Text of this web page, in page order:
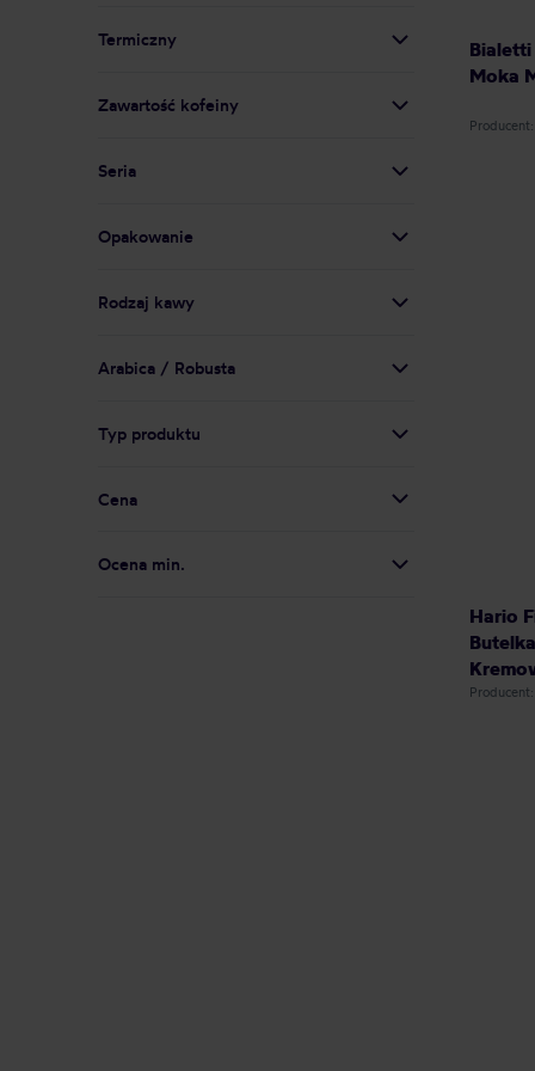
Termiczny
Zawartość kofeiny
Seria
Opakowanie
Rodzaj kawy
Arabica / Robusta
Typ produktu
Cena
Ocena min.
Moka
Hario